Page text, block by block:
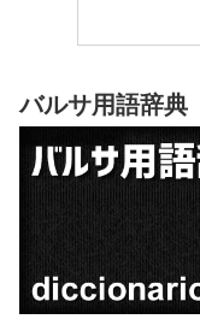
バルサ用語辞典